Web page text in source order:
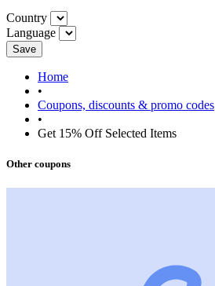
Country
Language
Save
Home
•
Coupons, discounts & promo codes
•
Get 15% Off Selected Items
Other coupons